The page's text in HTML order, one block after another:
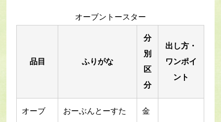
オーブントースター
品目 ふりがな
分
別
区
分
出し方・
ワンポイ
ント
オーブ
おーぶんとーすた
金